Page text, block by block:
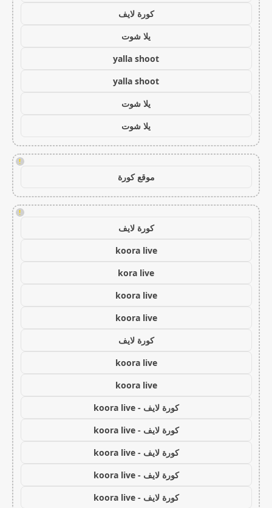
كورة لايف
يلا شوت
yalla shoot
yalla shoot
يلا شوت
يلا شوت
!
موقع كورة
!
كورة لايف
koora live
kora live
koora live
koora live
كورة لايف
koora live
koora live
كورة لايف - koora live
كورة لايف - koora live
كورة لايف - koora live
كورة لايف - koora live
كورة لايف - koora live